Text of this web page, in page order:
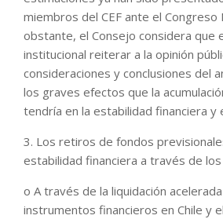
miembros del CEF ante el Congreso
obstante, el Consejo considera que
institucional reiterar a la opinión
consideraciones y conclusiones del
los graves efectos que la
tendría en la estabilidad financiera y
3. Los retiros de fondos
estabilidad financiera a través de
o A través de la liquidación
instrumentos financieros en Chile y